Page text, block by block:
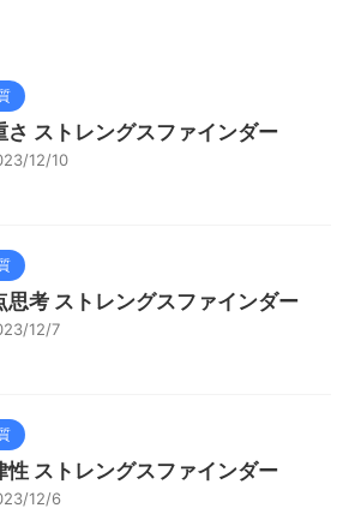
さ ストレングスファインダー
12/10
思考 ストレングスファインダー
12/7
性 ストレングスファインダー
12/6